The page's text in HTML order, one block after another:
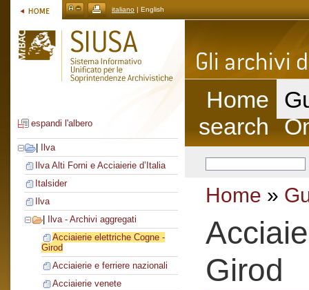
italiano | English
espandi l'albero
Ilva
Ilva Alti Forni e Acciaierie d’Italia
Italsider
Ilva
Ilva - Archivi aggregati
Acciaierie elettriche Cogne -
Girod
Acciaierie e ferriere nazionali
Acciaierie venete
Home
search
Home »
Girod